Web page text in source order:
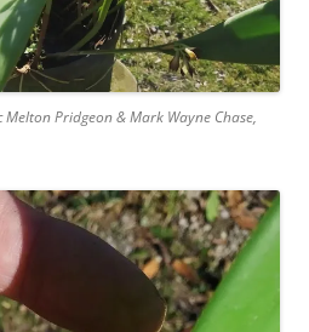
Melton Pridgeon & Mark Wayne Chase,